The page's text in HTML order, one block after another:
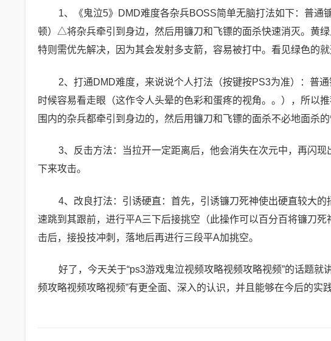
1、《鬼泣5》DMD难度各杂兵BOSS简单无脑打法如下：普
顿）△将杂兵牵引到身边，然后用镰刀和飞镖的面杀快速消灭。黄
特则需优先解决，因为其会发射多支箭，容易被打中。看见绿色的就
2、打通DMD难度，来说说个人打法（按键按PS3为准）：普
时候容易看走眼（这作令人头晕的色彩和蛋疼的视角。。），所
围内的杂兵都牵引到身边的，然后用镰刀和飞镖的面杀不必地面杀的
3、反击方法：当拉开一定距离后，他会消失在次元中，再闪
下来攻击。
4、改良打法：引诱硬直：首先，引诱镰刀死神使出硬直较大
速跳到其跟前，进行平A三下后接挑空（此操作可以百分百将镰刀
击后，接投技冲刺，落地后再进行三段平A加挑空。
好了，今天关于“ps3游戏鬼泣视频攻略视频攻略视频”的话题
频攻略视频攻略视频”有更全面、深入的认识，并且能够在今后的实